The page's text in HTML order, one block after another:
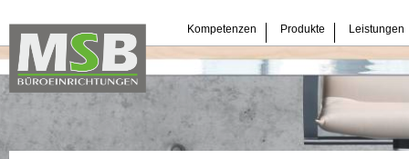
überspringenKompetenzen Produkte Leistungen